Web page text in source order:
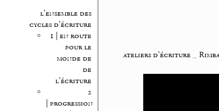
l’ensemble des
cycles d’écriture
1 | en route
pour le
monde de
de
l’écriture
2
| progression
ateliers d’écriture_